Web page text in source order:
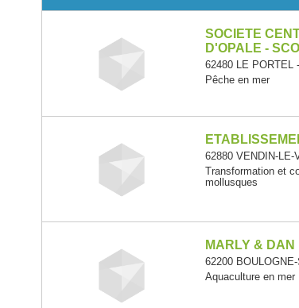
SOCIETE
D'OPALE -
62480 LE PORTEL
Pêche en mer
62880 VENDIN-LE-
Transformation et
mollusques
MARLY & DAN
62200
Aquaculture en mer